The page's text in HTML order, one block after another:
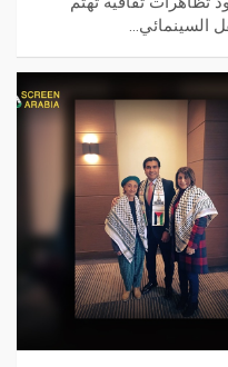
السينمائي…